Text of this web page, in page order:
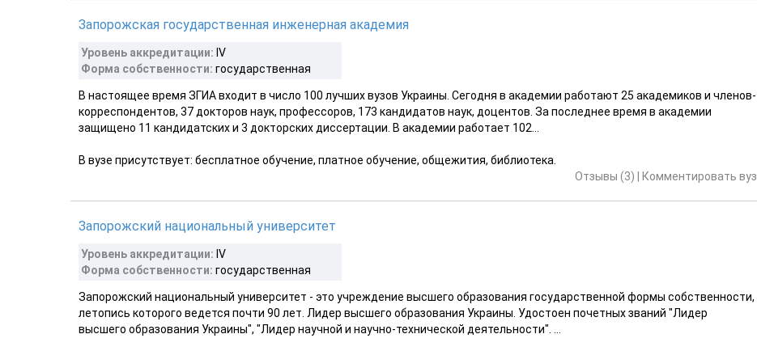
Запорожская государственная инженерная академия
Уровень аккредитации: IV
Форма собственности: государственная
В настоящее время ЗГИА входит в число 100 лучших вузов Украины. Сегодня в академии работают 25 академиков и членов-
корреспондентов, 37 докторов наук, профессоров, 173 кандидатов наук, доцентов. За последнее время в академии
защищено 11 кандидатских и 3 докторских диссертации. В академии работает 102...
В вузе присутствует: бесплатное обучение, платное обучение, общежития, библиотека.
Отзывы (3)
Комментировать вуз
Запорожский национальный университет
Уровень аккредитации: IV
Форма собственности: государственная
Запорожский национальный университет - это учреждение высшего образования государственной формы собственности,
летопись которого ведется почти 90 лет. Лидер высшего образования Украины. Удостоен почетных званий "Лидер
высшего образования Украины", "Лидер научной и научно-технической деятельности". ...